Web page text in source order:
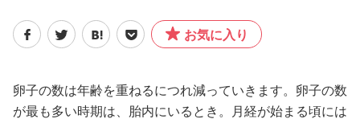
ライフスタイル
ファッション
お気に入り
卵子の数は年齢を重ねるにつれ減っていきます。卵子の数
が最も多い時期は、胎内にいるとき。月経が始まる頃には